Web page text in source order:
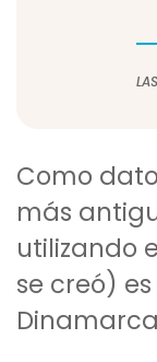
Como
más
utilizando
se creó)